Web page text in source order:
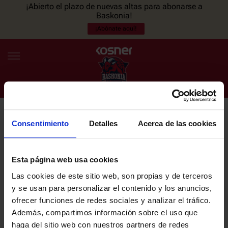
Consentimiento Detalles Acerca de las cookies
Esta página web usa cookies
Las cookies de este sitio web, son propias y de terceros
y se usan para personalizar el contenido y los anuncios,
ofrecer funciones de redes sociales y analizar el tráfico.
Además, compartimos información sobre el uso que
haga del sitio web con nuestros partners de redes
¡Abierto el plazo de nuevas altas para abonarse a
Baskonia!
¡Abónate aquí!
ES EU
NOTICIAS
PLANTILLA
ENTRADAS
NEWSLETTER
últimas noticias y promociones del club.
Email
He leído y acepto laPolítica de privacidaddel SASKI BASKONIA